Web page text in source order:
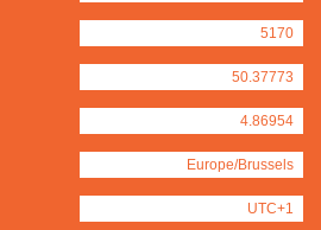
5170
50.37773
4.86954
Europe/Brussels
UTC+1